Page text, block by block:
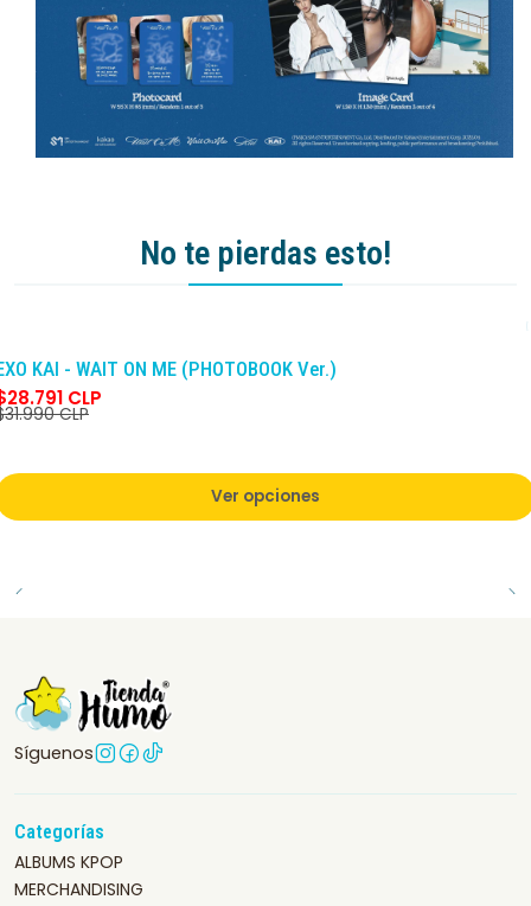
No te pierdas esto!
KAI - WAIT ON ME (PHOTOBOOK Ver.)
CLP
CLP
Ver opciones
Síguenos
Categorías
ALBUMS KPOP
MERCHANDISING